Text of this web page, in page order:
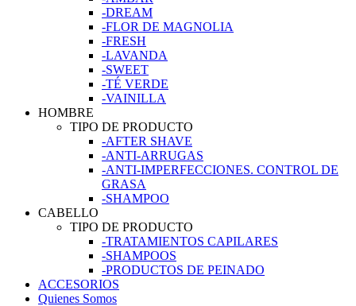
-DREAM
-FLOR DE MAGNOLIA
-FRESH
-LAVANDA
-SWEET
-TÉ VERDE
-VAINILLA
HOMBRE
TIPO DE PRODUCTO
-AFTER SHAVE
-ANTI-ARRUGAS
-ANTI-IMPERFECCIONES. CONTROL DE
GRASA
-SHAMPOO
CABELLO
TIPO DE PRODUCTO
-TRATAMIENTOS CAPILARES
-SHAMPOOS
-PRODUCTOS DE PEINADO
ACCESORIOS
Quienes Somos